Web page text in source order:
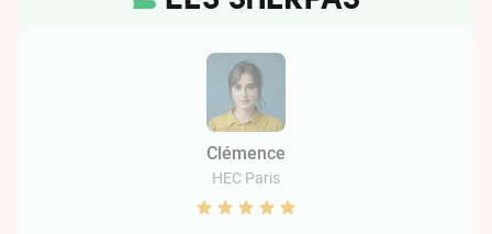
Clémence
HEC Paris